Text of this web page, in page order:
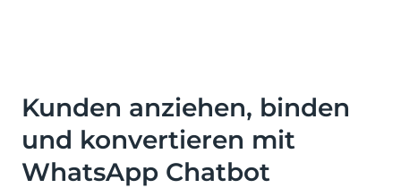
Kunden anziehen, binden
und konvertieren mit
WhatsApp Chatbot